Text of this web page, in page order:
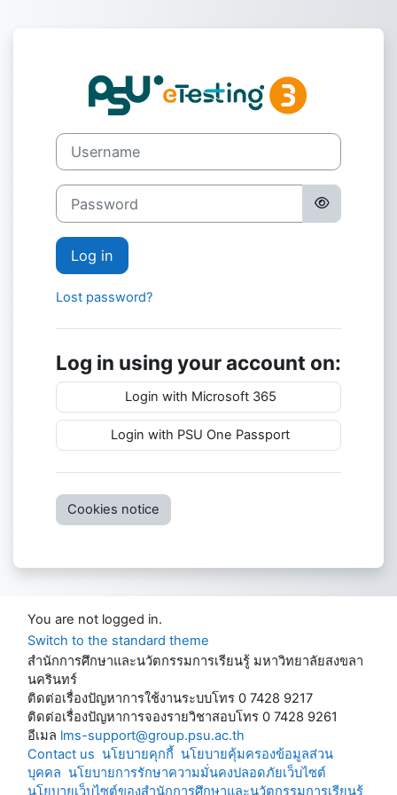
Log in to e-
Username
Password
Log in
Lost password?
Log in using your account on:
Login with Microsoft 365
Login with PSU One Passport
Cookies notice
You are not logged in.
Switch to the standard theme
สำนักการศึกษาและนวัตกรรมการเรียนรู้ มหาวิทยาลัยสงขลา
นครินทร์
ติดต่อเรื่องปัญหาการใช้งานระบบโทร 0 7428 9217
ติดต่อเรื่องปัญหาการจองรายวิชาสอบโทร 0 7428 9261
อีเมล lms-support@group.psu.ac.th
Contact us นโยบายคุกกี้ นโยบายคุ้มครองข้อมูลส่วน
บุคคล นโยบายการรักษาความมั่นคงปลอดภัยเว็บไซต์
นโยบายเว็บไซต์ของสำนักการศึกษาและนวัตกรรมการเรียนรู้